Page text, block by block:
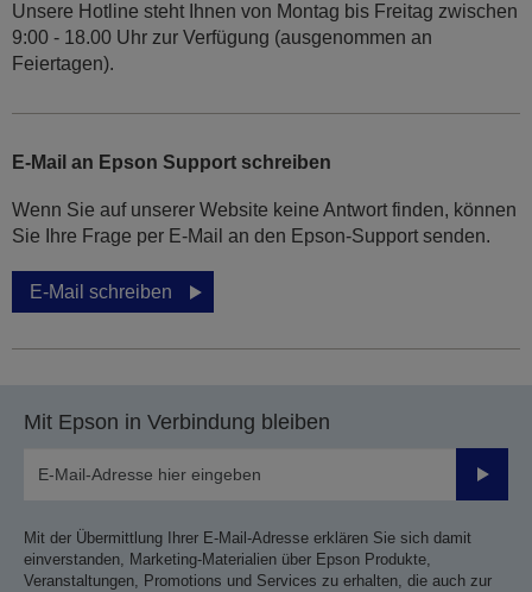
Unsere Hotline steht Ihnen von Montag bis Freitag zwischen
9:00 - 18.00 Uhr zur Verfügung (ausgenommen an
Feiertagen).
E-Mail an Epson Support schreiben
Wenn Sie auf unserer Website keine Antwort finden, können
Sie Ihre Frage per E-Mail an den Epson-Support senden.
E-Mail schreiben
Mit Epson in Verbindung bleiben
Mit der Übermittlung Ihrer E-Mail-Adresse erklären Sie sich damit
einverstanden, Marketing-Materialien über Epson Produkte,
Veranstaltungen, Promotions und Services zu erhalten, die auch zur